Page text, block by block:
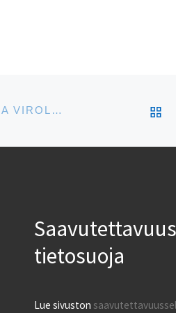
TAITOLUISTELIJA EVA-LOTTA KIIBUS ARVOSTAA VIROLAISTEN AHKERUUTTA
tietosuoja
Lue sivuston